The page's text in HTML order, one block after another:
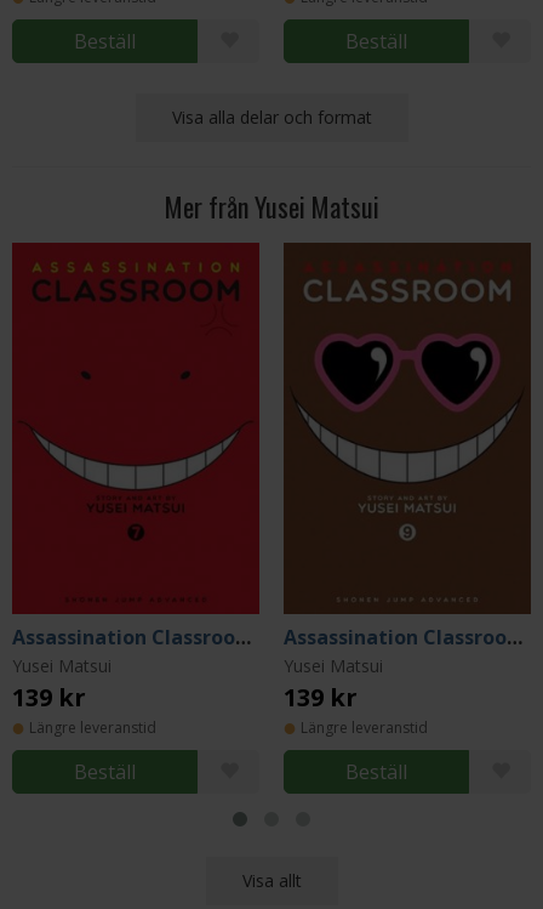
Beställ Beställ
Visa alla delar och format
Mer från Yusei Matsui
Assassination Classroom Vol 7
Yusei Matsui
139 kr
Längre leveranstid
Beställ
Assassination Classroom Vol 9
Yusei Matsui
139 kr
Längre leveranstid
Beställ
Visa allt